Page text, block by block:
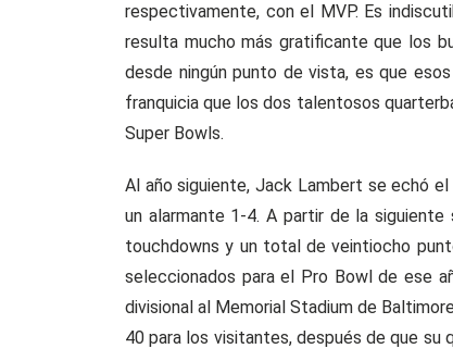
respectivamente, con el MVP. Es
resulta mucho más gratificante que los
desde ningún punto de vista, es que
franquicia que los dos talentosos
Super Bowls.
Al año siguiente, Jack Lambert se echó
un alarmante 1-4. A partir de la
touchdowns y un total de veintiocho
seleccionados para el Pro Bowl de ese
divisional al Memorial Stadium de
40 para los visitantes, después de que su